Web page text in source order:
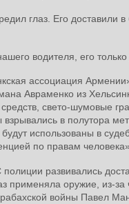
глаз. Его доставили
водителя, его
ассоциация
Авраменко из
свето-шумовые
в полутора
использованы в
по правам
развивались
применяла оружие, из-за
войны Павел